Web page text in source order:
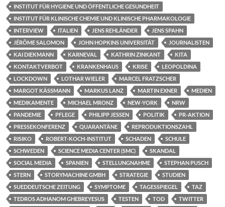
INSTITUT FÜR HYGIENE UND ÖFFENTLICHE GESUNDHEIT
INSTITUT FÜR KLINISCHE CHEMIE UND KLINISCHE PHARMAKOLOGIE
INTERVIEW
ITALIEN JENS REHLÄNDER
JENS SPAHN
JÉRÔME SALOMON
JOHN HOPKINS UNIVERSITÄT
JOURNALISTEN
KAI DIEKMANN
KARNEVAL KATHRIN ZINKANT
KITA
KONTAKTVERBOT
KRANKENHAUS KRISE
LEOPOLDINA
LOCKDOWN
LOTHAR WIELER
MARCEL FRATZSCHER
MARGOT KÄSSMANN
MARKUS LANZ MARTIN EXNER
MEDIEN
MEDIKAMENTE
MICHAEL MRONZ NEW-YORK
NRW
PANDEMIE
PFLEGE PHILIPP JESSEN POLITIK
PR-AKTION
PRESSEKONFERENZ
QUARANTÄNE
REPRODUKTIONSZAHL
RISIKO
ROBERT-KOCH-INSTITUT SCHADEN
SCHULE
SCHWEDEN
SCIENCE MEDIA CENTER (SMC)
SKANDAL
SOCIAL MEDIA
SPANIEN STELLUNGNAHME
STEPHAN PUSCH
STERN
STORYMACHINE GMBH STRATEGIE
STUDIEN
SUEDDEUTSCHE ZEITUNG
SYMPTOME TAGESSPIEGEL
TAZ
TEDROS ADHANOM GHEBREYESUS
TESTEN TOD
TWITTER